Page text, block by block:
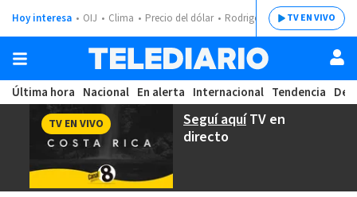
Hoy interesa OIJ Clima Precio del dólar Rodrigo ChavesTV EN VIVO
Última hora Nacional En alerta Internacional Tendencia
Seguí aquíTV en
directo
TV EN VIVO